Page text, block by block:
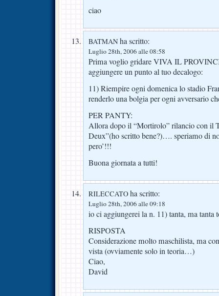
ciao
BATMAN ha scritto:
Luglio 28th, 2006 alle 08:58
Prima voglio gridare VIVA IL
aggiungere un punto al tuo decalogo:
11) Riempire ogni domenica lo stadio
renderlo una bolgia per ogni avversario
PER PANTY:
Allora dopo il “Mortirolo” rilancio con il
Deux”(ho scritto bene?)…. speriamo di
pero’!!!
Buona giornata a tutti!
RILECCATO ha scritto:
Luglio 28th, 2006 alle 09:18
io ci aggiungerei la n. 11) tanta, ma tanta
RISPOSTA
Considerazione molto maschilista, ma
vista (ovviamente solo in teoria…)
Ciao,
David